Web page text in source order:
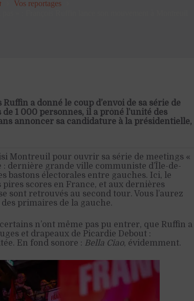
Vos reportages
a donné le coup d’envoi de sa série de
1 000 personnes, il a prôné l’unité des
annoncer sa candidature à la présidentielle,
Montreuil pour ouvrir sa série de meetings «
dernière grande ville communiste d’Île-de-
bastons électorales entre gauches. Ici, le
pires scores en France, et aux dernières
sont retrouvés au second tour. Vous l’aurez
primaires de la gauche.
n’ont même pas pu entrer, que Ruffin a
et drapeaux de Picardie Debout :
En fond sonore : Bella Ciao, évidemment.